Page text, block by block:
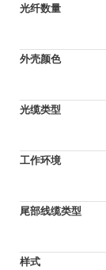
光纤数量
外壳颜色
光缆类型
工作环境
尾部线缆类型
样式